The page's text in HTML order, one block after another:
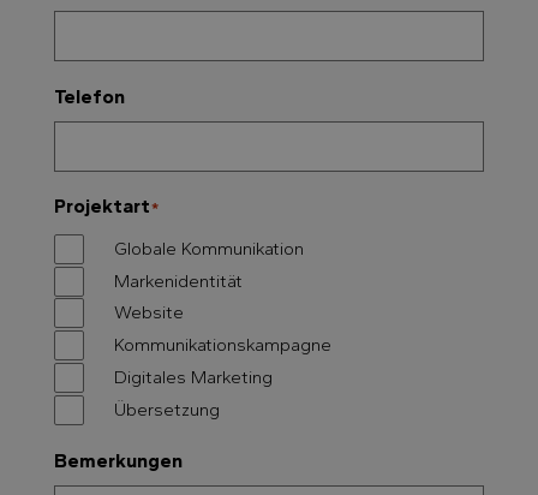
Telefon
Projektart*
Globale Kommunikation
Markenidentität
Website
Kommunikationskampagne
Digitales Marketing
Übersetzung
Bemerkungen